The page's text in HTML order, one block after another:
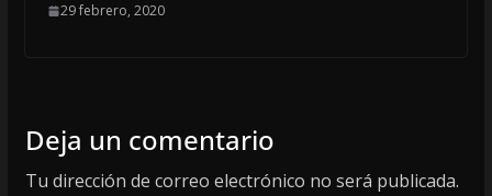
29 febrero, 2020
Deja un comentario
Tu dirección de correo electrónico no será publicada.